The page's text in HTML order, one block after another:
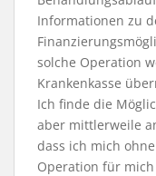
Informationen zu
solche Operation
Krankenkasse
Ich finde die
aber mittlerweile
dass ich mich
Operation für